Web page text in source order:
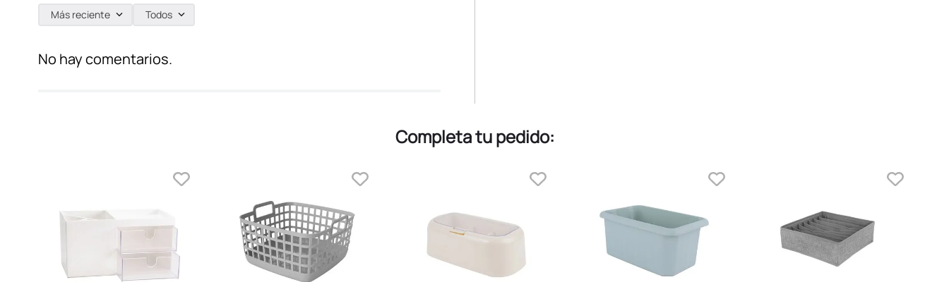
Más reciente Todos
No hay comentarios.
Completa tu pedido: